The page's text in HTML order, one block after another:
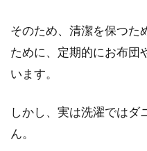
日本人な
いもので
そのため、清潔を保つた
ために、定期的にお布団
います。
しかし、実は洗濯ではダ
ん。